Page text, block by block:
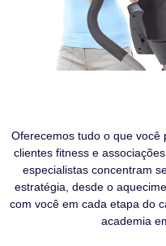
Oferecemos tudo o que você
clientes fitness e
especialistas concentram
estratégia, desde o
com você em cada etapa do
academia